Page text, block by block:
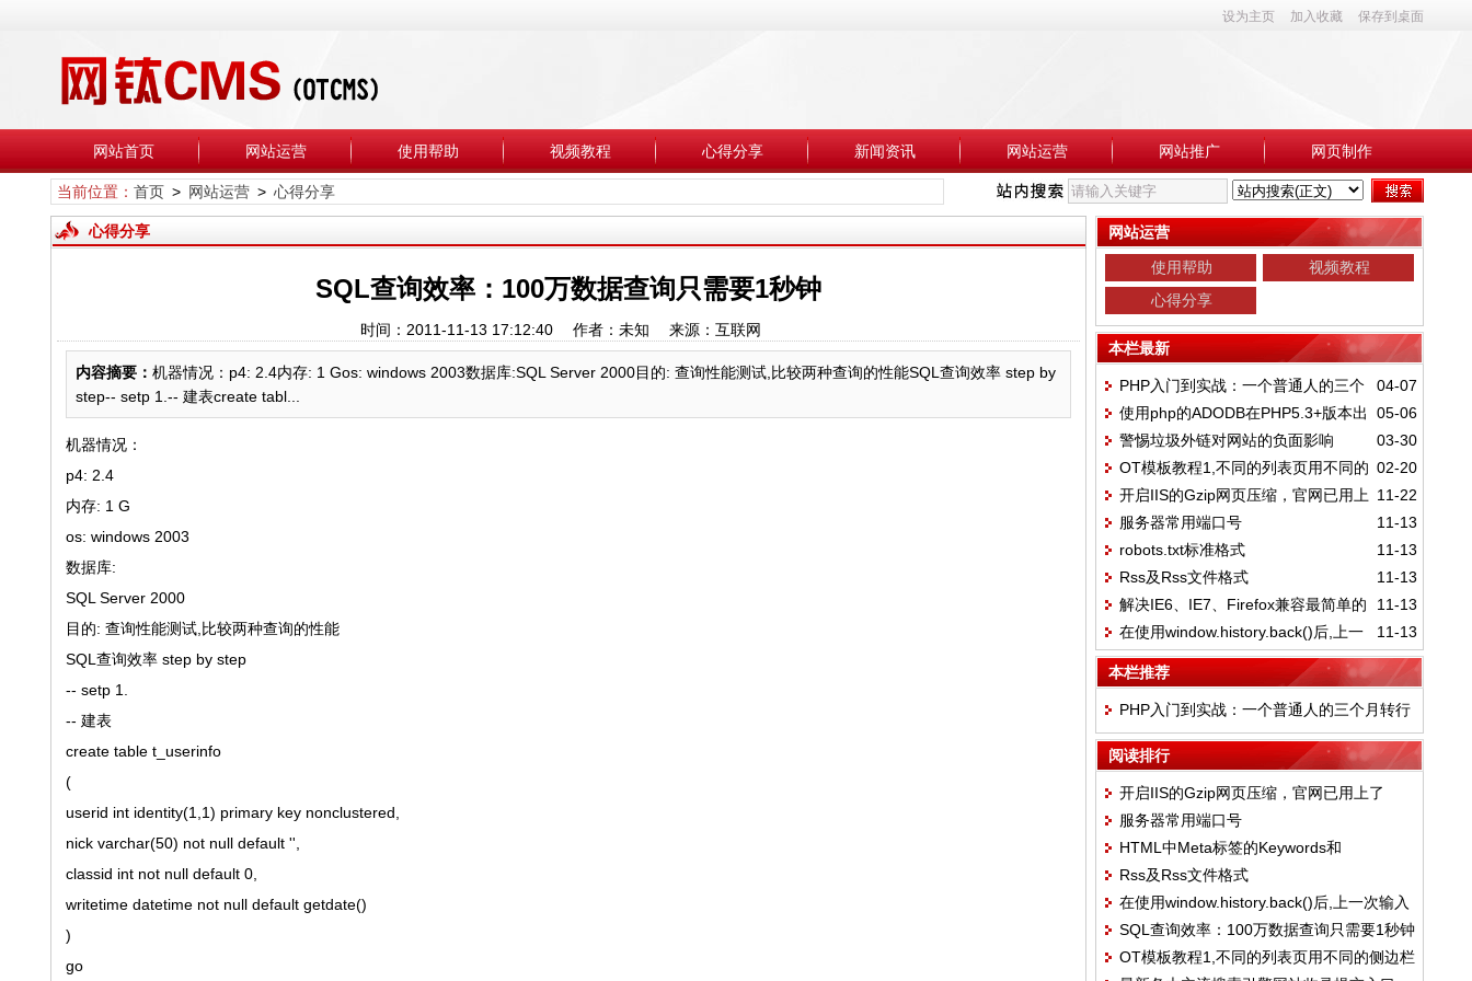
设为主页 加入收藏 保存到桌面
网站首页 网站运营 使用帮助 视频教程 心得分享 新闻资讯 网站运营 网站推广 网页制作
当前位置： 首页> 网站运营> 心得分享
心得分享
SQL查询效率：100万数据查询只需要1秒钟
时间：2011-11-13 17:12:40 作者：未知 来源：互联网
内容摘要： 机器情况：p4: 2.4内存: 1 Gos: windows 2003数据库:SQL Server 2000目的: 查询性能测试,比较两种查询的性能SQL查询效率 step by
step-- setp 1.-- 建表create tabl...
机器情况：
p4: 2.4
内存: 1 G
os: windows 2003
数据库:
SQL Server 2000
目的: 查询性能测试,比较两种查询的性能
SQL查询效率 step by step
-- setp 1.
-- 建表
create table t_userinfo
(
userid int identity(1,1) primary key nonclustered,
nick varchar(50) not null default '',
classid int not null default 0,
writetime datetime not null default getdate()
)
go
网站运营
使用帮助
视频教程
心得分享
本栏最新
04-07
PHP入门到实战：一个普通人的三个
月转行血泪史
05-06
使用php的ADODB在PHP5.3+版本出
现Class 'VARIANT' not found错误的解决方
案
03-30
警惕垃圾外链对网站的负面影响
02-20
OT模板教程1,不同的列表页用不同的
侧边栏
11-22
开启IIS的Gzip网页压缩，官网已用上
了
11-13
服务器常用端口号
11-13
robots.txt标准格式
11-13
Rss及Rss文件格式
11-13
解决IE6、IE7、Firefox兼容最简单的
CSS Hack
11-13
在使用window.history.back()后,上一
次输入的内容却不存在的解决方法
本栏推荐
PHP入门到实战：一个普通人的三个月转行
血泪史
阅读排行
开启IIS的Gzip网页压缩，官网已用上了
服务器常用端口号
HTML中Meta标签的Keywords和
Description独特见解
Rss及Rss文件格式
在使用window.history.back()后,上一次输入
的内容却不存在的解决方法
SQL查询效率：100万数据查询只需要1秒钟
OT模板教程1,不同的列表页用不同的侧边栏